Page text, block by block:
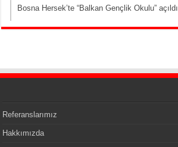
Bosna Hersek’te “Balkan Gençlik Okulu” açıldı
Referanslarımız
Hakkımızda